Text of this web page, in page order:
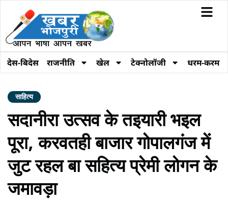
देस-बिदेस राजनीति खेल टेक्नोलॉजी धरम-करम
साहित्य
सदानीरा उत्सव के तइयारी भइल
पूरा, करवतही बाजार गोपालगंज में
जुट रहल बा सहित्य प्रेमी लोगन के
जमावड़ा